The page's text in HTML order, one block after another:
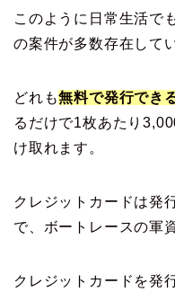
このように日常生活で
の案件が多数存在して
どれも無料で発行でき
るだけで1枚あたり
け取れます。
クレジットカードは発
で、ボートレースの軍
クレジットカードを発